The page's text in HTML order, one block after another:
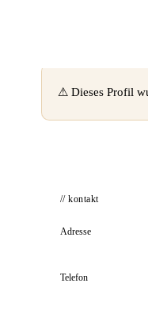
⚠ Dieses Profil
// kontakt
Adresse
Telefon